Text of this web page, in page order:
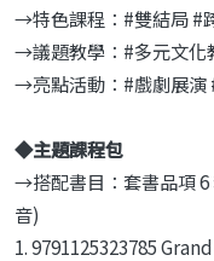
→特色課程：#雙結局 #
→議題教學：#多元文化
→亮點活動：#戲劇展演
◆主題課程包
→搭配書目：套書品項 6
音)
1. 9791125323785